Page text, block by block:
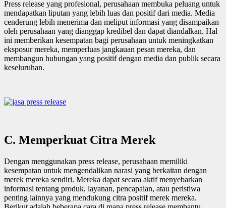
Press release yang profesional, perusahaan membuka peluang untuk
mendapatkan liputan yang lebih luas dan positif dari media. Media
cenderung lebih menerima dan meliput informasi yang disampaikan
oleh perusahaan yang dianggap kredibel dan dapat diandalkan. Hal
ini memberikan kesempatan bagi perusahaan untuk meningkatkan
eksposur mereka, memperluas jangkauan pesan mereka, dan
membangun hubungan yang positif dengan media dan publik secara
keseluruhan.
C. Memperkuat Citra Merek
Dengan menggunakan press release, perusahaan memiliki
kesempatan untuk mengendalikan narasi yang berkaitan dengan
merek mereka sendiri. Mereka dapat secara aktif menyebarkan
informasi tentang produk, layanan, pencapaian, atau peristiwa
penting lainnya yang mendukung citra positif merek mereka.